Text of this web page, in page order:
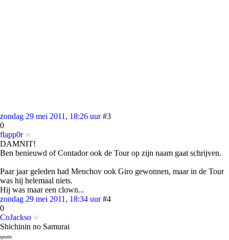
zondag 29 mei 2011, 18:26 uur #3
0
flapp0r
DAMNIT!
Ben benieuwd of Contador ook de Tour op zijn naam gaat schrijven.
Paar jaar geleden had Menchov ook Giro gewonnen, maar in de Tour
was hij helemaal niets.
Hij was maar een clown...
zondag 29 mei 2011, 18:34 uur #4
0
CoJackso
Shichinin no Samurai
quote: